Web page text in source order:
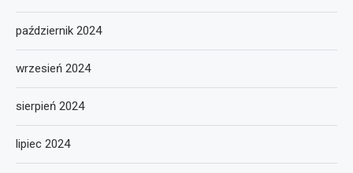
październik 2024
wrzesień 2024
sierpień 2024
lipiec 2024